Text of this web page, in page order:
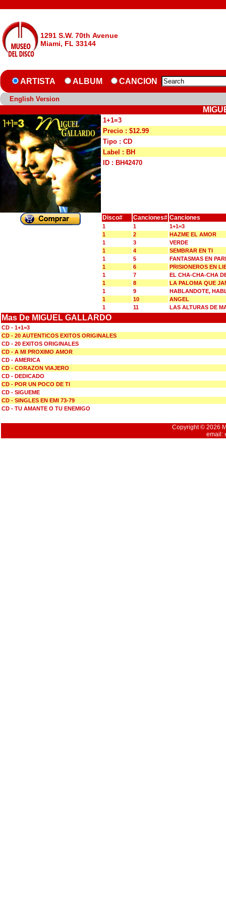
1291 S.W. 70th Avenue
Miami, FL 33144
ARTISTA ALBUM CANCION
English Version
1+1=3
Precio : $12.99
Tipo : CD
Label : BH
ID : BH42470
Disco# Canciones# Canciones
1 1
1+1=3
1
2
HAZME EL AMOR
1
3
VERDE
1
4
SEMBRAR EN TI
1
5
FANTASMAS EN
1
6
PRISIONEROS EN
1
7
EL CHA-CHA-CHA
1
8
LA PALOMA QUE
1
9
HABLANDOTE,
1
10
ANGEL
1
11 LAS ALTURAS DE
Mas De MIGUEL GALLARDO
CD - 1+1=3
CD - 20 AUTENTICOS EXITOS ORIGINALES
CD - 20 EXITOS ORIGINALES
CD - A MI PROXIMO AMOR
CD - AMERICA
CD - CORAZON VIAJERO
CD - DEDICADO
CD - POR UN POCO DE TI
CD - SIGUEME
CD - SINGLES EN EMI 73-79
CD - TU AMANTE O TU ENEMIGO
Copyright © 2026
email: